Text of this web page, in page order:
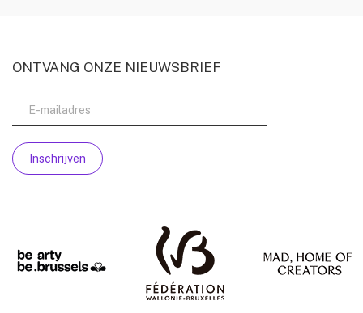
ONTVANG ONZE NIEUWSBRIEF